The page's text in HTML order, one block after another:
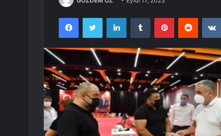
FacebookTwitter LinkedInTumblr PinterestReddit